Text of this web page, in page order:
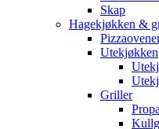
Skap
Hagekjøkken &
Utekjøkken
Griller